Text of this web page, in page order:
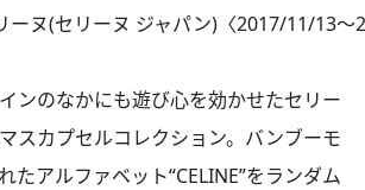
ーヌ(セリーヌ ジャパン)〈2017/11/13
ンのなかにも遊び心を効かせたセリー
スカプセルコレクション。バンブーモ
たアルファベット“CELINE”をランダム